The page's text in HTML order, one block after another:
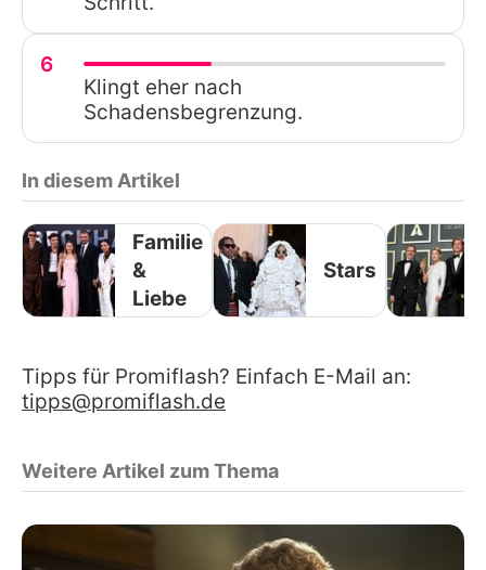
6
Klingt eher nach
Schadensbegrenzung.
In diesem Artikel
Familie
&
Liebe
Stars
Tipps für Promiflash? Einfach E-Mail an:
tipps@promiflash.de
Weitere Artikel zum Thema